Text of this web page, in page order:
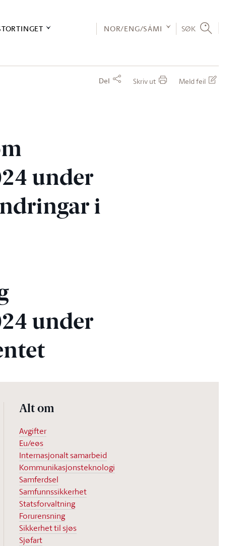
NOR/ENG/SÁMI SØK
Del Skriv ut Meld feil
under
i
under
Alt om
Avgifter
Eu/eøs
Internasjonalt samarbeid
Kommunikasjonsteknologi
Samferdsel
Samfunnssikkerhet
Statsforvaltning
Forurensning
Sikkerhet til sjøs
Sjøfart